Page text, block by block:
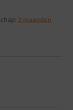
2 maanden